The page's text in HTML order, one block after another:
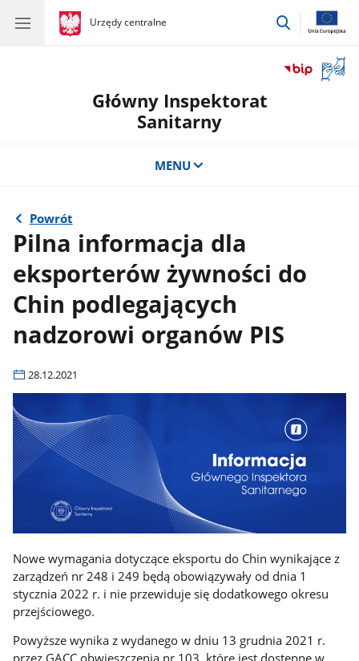
gov.pl
Urzędy centralne
gov.pl
Urzędy
przejdź
okno
Główny Inspektorat
Sanitarny
MENU
Powrót
Pilna informacja dla
eksporterów żywności do
Chin podlegających
nadzorowi organów PIS
28.12.2021
Nowe wymagania dotyczące eksportu do Chin wynikające z
zarządzeń nr 248 i 249 będą obowiązywały od dnia 1
stycznia 2022 r. i nie przewiduje się dodatkowego okresu
przejściowego.
Powyższe wynika z wydanego w dniu 13 grudnia 2021 r.